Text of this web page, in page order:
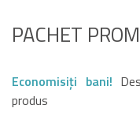
PACHET
Economisiți bani!
produs